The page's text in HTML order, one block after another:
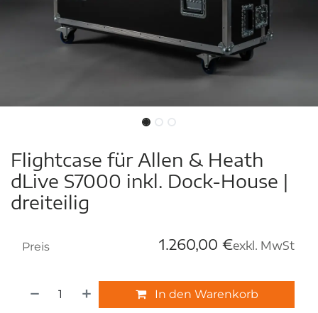
Flightcase für Allen & Heath
dLive S7000 inkl. Dock-House |
dreiteilig
In den Warenkorb
Preis 1.260,00 €exkl. MwSt